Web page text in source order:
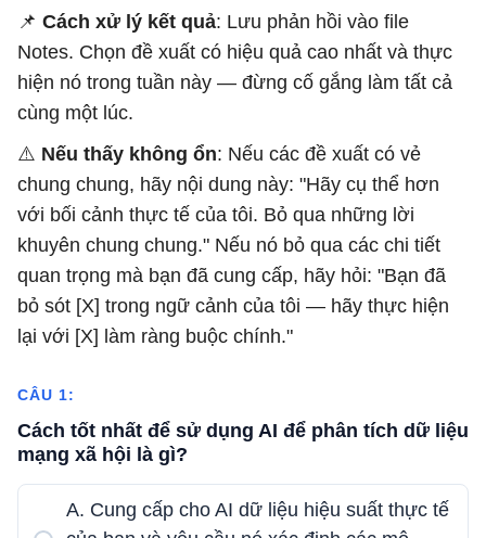
- Nếu tương tác của tôi đang giảm, hãy nêu rõ LÝ DO
📌 Cách xử lý kết quả: Lưu phản hồi vào file
Notes. Chọn đề xuất có hiệu quả cao nhất và thực
hiện nó trong tuần này — đừng cố gắng làm tất cả
cùng một lúc.
⚠️ Nếu thấy không ổn: Nếu các đề xuất có vẻ
chung chung, hãy nội dung này: "Hãy cụ thể hơn
với bối cảnh thực tế của tôi. Bỏ qua những lời
khuyên chung chung." Nếu nó bỏ qua các chi tiết
quan trọng mà bạn đã cung cấp, hãy hỏi: "Bạn đã
bỏ sót [X] trong ngữ cảnh của tôi — hãy thực hiện
lại với [X] làm ràng buộc chính."
CÂU 1:
Cách tốt nhất để sử dụng AI để phân tích dữ liệu
mạng xã hội là gì?
A. Cung cấp cho AI dữ liệu hiệu suất thực tế